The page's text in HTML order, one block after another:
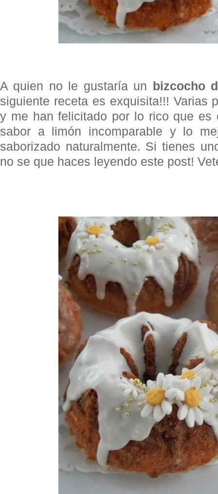
A quien no le gustaría un bizcocho
siguiente receta es exquisita!!! Varias
y me han felicitado por lo rico que es
sabor a limón incomparable y lo
saborizado naturalmente. Si tienes
no se que haces leyendo este post!